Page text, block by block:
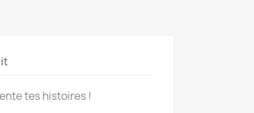
tes histoires !